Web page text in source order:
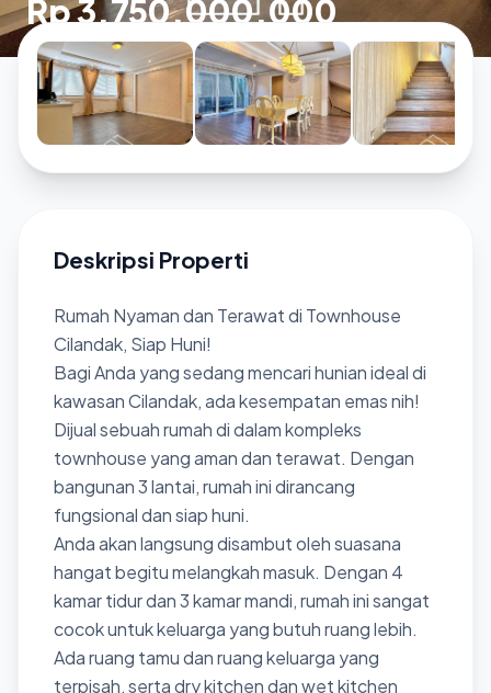
Rp 3.750.000.000
Deskripsi Properti
Rumah Nyaman dan Terawat di Townhouse
Cilandak, Siap Huni!
Bagi Anda yang sedang mencari hunian ideal di
kawasan Cilandak, ada kesempatan emas nih!
Dijual sebuah rumah di dalam kompleks
townhouse yang aman dan terawat. Dengan
bangunan 3 lantai, rumah ini dirancang
fungsional dan siap huni.
Anda akan langsung disambut oleh suasana
hangat begitu melangkah masuk. Dengan 4
kamar tidur dan 3 kamar mandi, rumah ini sangat
cocok untuk keluarga yang butuh ruang lebih.
Ada ruang tamu dan ruang keluarga yang
terpisah, serta dry kitchen dan wet kitchen